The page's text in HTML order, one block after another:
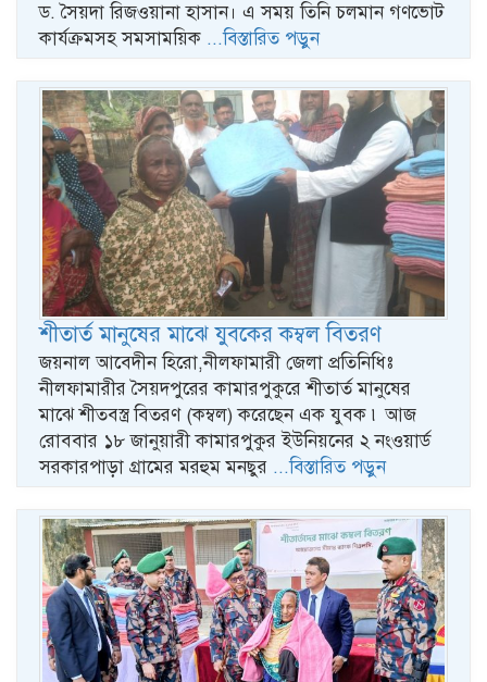
ড. সৈয়দা রিজওয়ানা হাসান। এ সময় তিনি চলমান গণভোট
কার্যক্রমসহ সমসাময়িক ...বিস্তারিত পড়ুন
শীতার্ত মানুষের মাঝে যুবকের কম্বল বিতরণ
জয়নাল আবেদীন হিরো,নীলফামারী জেলা প্রতিনিধিঃ
নীলফামারীর সৈয়দপুরের কামারপুকুরে শীতার্ত মানুষের
মাঝে শীতবস্ত্র বিতরণ (কম্বল) করেছেন এক যুবক ৷ আজ
রোববার ১৮ জানুয়ারী কামারপুকুর ইউনিয়নের ২ নংওয়ার্ড
সরকারপাড়া গ্রামের মরহুম মনছুর ...বিস্তারিত পড়ুন